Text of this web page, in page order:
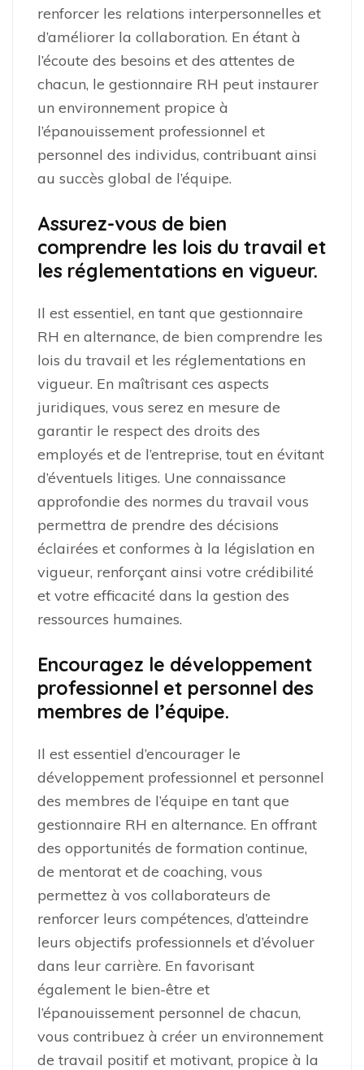
renforcer les relations interpersonnelles et
d’améliorer la collaboration. En étant à
l’écoute des besoins et des attentes de
chacun, le gestionnaire RH peut instaurer
un environnement propice à
l’épanouissement professionnel et
personnel des individus, contribuant ainsi
au succès global de l’équipe.
Assurez-vous de bien
comprendre les lois du travail et
les réglementations en vigueur.
Il est essentiel, en tant que gestionnaire
RH en alternance, de bien comprendre les
lois du travail et les réglementations en
vigueur. En maîtrisant ces aspects
juridiques, vous serez en mesure de
garantir le respect des droits des
employés et de l’entreprise, tout en évitant
d’éventuels litiges. Une connaissance
approfondie des normes du travail vous
permettra de prendre des décisions
éclairées et conformes à la législation en
vigueur, renforçant ainsi votre crédibilité
et votre efficacité dans la gestion des
ressources humaines.
Encouragez le développement
professionnel et personnel des
membres de l’équipe.
Il est essentiel d’encourager le
développement professionnel et personnel
des membres de l’équipe en tant que
gestionnaire RH en alternance. En offrant
des opportunités de formation continue,
de mentorat et de coaching, vous
permettez à vos collaborateurs de
renforcer leurs compétences, d’atteindre
leurs objectifs professionnels et d’évoluer
dans leur carrière. En favorisant
également le bien-être et
l’épanouissement personnel de chacun,
vous contribuez à créer un environnement
de travail positif et motivant, propice à la